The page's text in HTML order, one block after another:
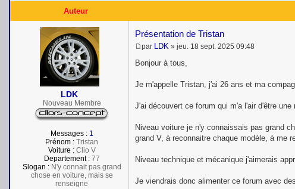
Auteur
LDK
Nouveau Membre
Messages : 1
Prénom : Tristan
Voiture :Clio V
Departement :77
Slogan :N'y connait pas grand
chose en voiture, mais se
renseigne
Présentation de Tristan
M
e
a
e
par LDK » jeu. 18 sept. 2025 09:48
Bonjour à tous,
Je m'appelle Tristan, j'ai 26 ans et ma
J'ai découvert ce forum qui m'a l'air d'être
Niveau voiture je n'y connaissais pas grand
grand V, à reconnaitre chaque modèle, à me
Niveau technique et mécanique j'aimerais
Je viendrais donc alimenter ce forum avec